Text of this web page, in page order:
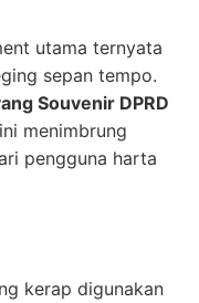
utama ternyata
sepan tempo.
Souvenir DPRD
menimbrung
pengguna harta
kerap digunakan